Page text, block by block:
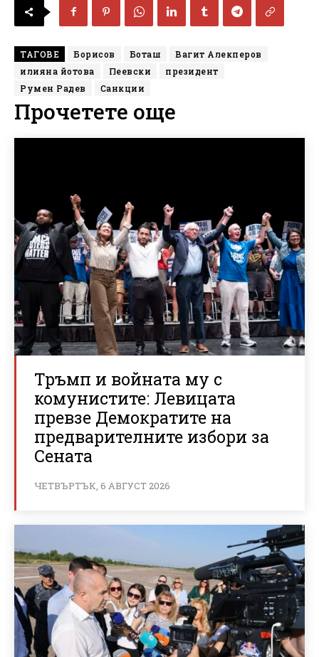
ТАГОВЕ Борисов Боташ
Вагит Алекперов
илияна йотова
Пеевски
президент
Румен Радев
Санкции
Прочетете още
Тръмп и войната му с
комунистите: Левицата
превзе Демократите на
предварителните избори за
Сената
ЧЕТВЪРТЪК, 6 АВГУСТ 2026